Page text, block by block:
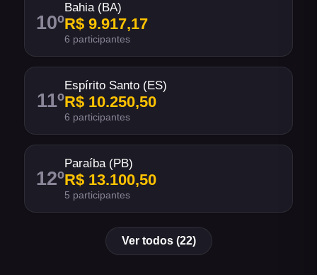
10º
Bahia (BA)
R$ 9.917,17
6 participantes
11º
Espírito Santo (ES)
R$ 10.250,50
6 participantes
12º
Paraíba (PB)
R$ 13.100,50
5 participantes
Ver todos (22)